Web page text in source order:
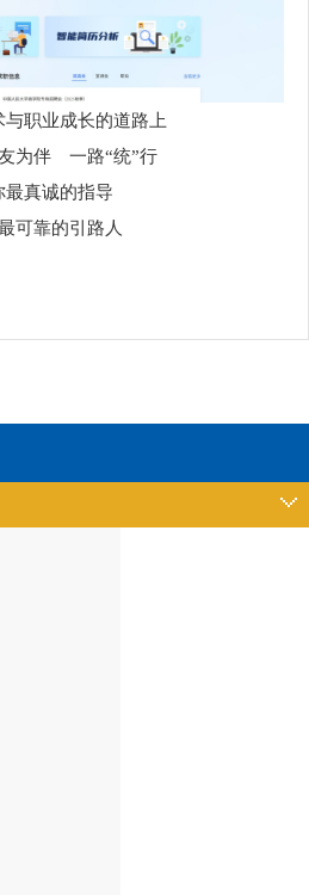
与职业成长的道路上
为伴 一路“统”行
最真诚的指导
可靠的引路人